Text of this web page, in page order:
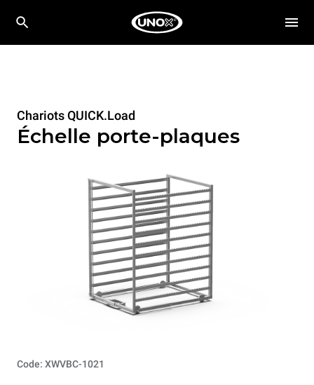
Chariots QUICK.Load
Échelle porte-plaques
Code: XWVBC-1021